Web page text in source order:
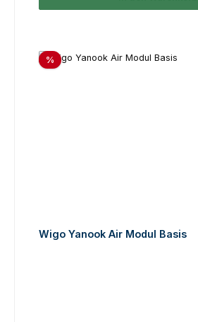
Rabatt
%
Wigo Yanook Air Modul Basis